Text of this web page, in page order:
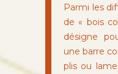
Parmi les
de « bois
désigne
une barre
plis ou